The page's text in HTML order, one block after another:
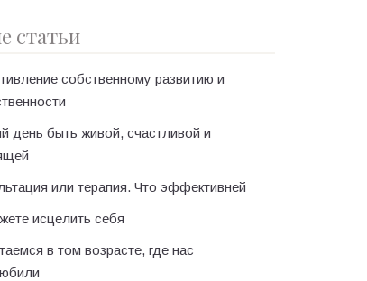
статьи
собственному развитию и
день быть живой, счастливой и
или терапия. Что эффективней
исцелить себя
в том возрасте, где нас